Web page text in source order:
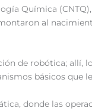
Química
al
de robótica; allí,
básicos que
donde las